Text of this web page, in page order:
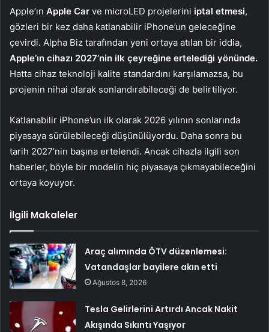
Apple’ın Apple Car ve microLED projelerini iptal etmesi,
gözleri bir kez daha katlanabilir iPhone’un geleceğine
çevirdi. Alpha Biz tarafından yeni ortaya atılan bir iddia,
Apple’ın cihazı 2027’nin ilk çeyreğine ertelediği yönünde.
Hatta cihaz teknoloji kalite standardını karşılamazsa, bu
projenin nihai olarak sonlandırabileceği de belirtiliyor.
Katlanabilir iPhone’un ilk olarak 2026 yılının sonlarında
piyasaya sürülebileceği düşünülüyordu. Daha sonra bu
tarih 2027’nin başına ertelendi. Ancak cihazla ilgili son
haberler, böyle bir modelin hiç piyasaya çıkmayabileceğini
ortaya koyuyor.
İlgili Makaleler
Araç alımında ÖTV düzenlemesi:
Vatandaşlar bayilere akın etti
Ağustos 8, 2026
Tesla Gelirlerini Artırdı Ancak Nakit
Akışında Sıkıntı Yaşıyor